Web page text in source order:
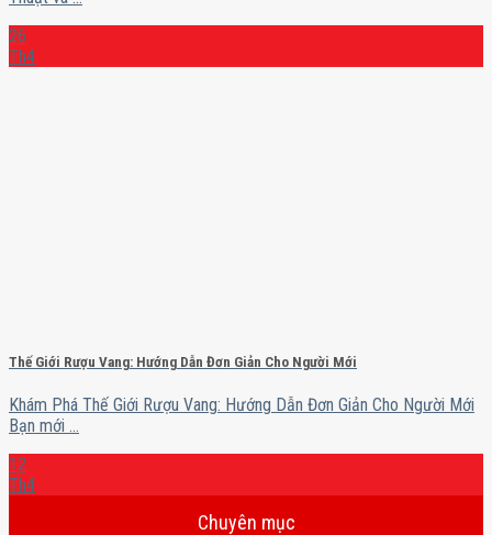
26
Th4
Thế Giới Rượu Vang: Hướng Dẫn Đơn Giản Cho Người Mới
Khám Phá Thế Giới Rượu Vang: Hướng Dẫn Đơn Giản Cho Người Mới
Bạn mới ...
12
Th4
Chuyên mục